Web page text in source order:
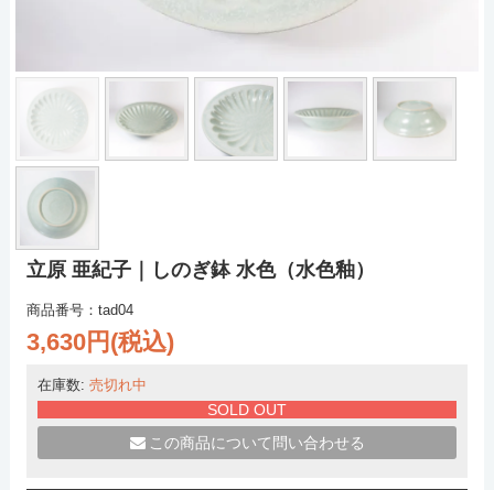
立原 亜紀子｜しのぎ鉢 水色（水色釉）
商品番号：tad04
3,630円(税込)
在庫数: 売切れ中
SOLD OUT
この商品について問い合わせる